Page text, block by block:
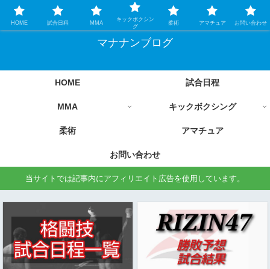
格闘技情報を中心に毎日更新します
マナナンブログ
HOME 試合日程
MMA キックボクシング
柔術 アマチュア
お問い合わせ
当サイトでは記事内にアフィリエイト広告を使用しています。
HOME 試合日程 MMA
キックボクシン
グ
柔術 アマチュア お問い合わせ